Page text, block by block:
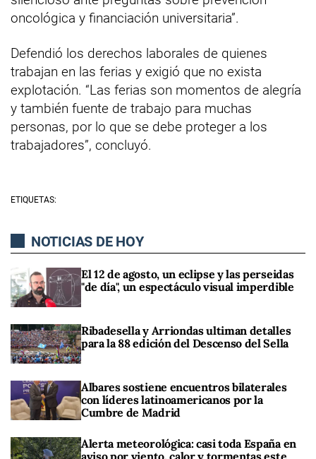
oncológica y financiación universitaria”.
Defendió los derechos laborales de quienes
trabajan en las ferias y exigió que no exista
explotación. “Las ferias son momentos de alegría
y también fuente de trabajo para muchas
personas, por lo que se debe proteger a los
trabajadores”, concluyó.
ETIQUETAS:
NOTICIAS DE HOY
El 12 de agosto, un eclipse y las perseidas
"de día", un espectáculo visual imperdible
Ribadesella y Arriondas ultiman detalles
para la 88 edición del Descenso del Sella
Albares sostiene encuentros bilaterales
con líderes latinoamericanos por la
Cumbre de Madrid
Alerta meteorológica: casi toda España en